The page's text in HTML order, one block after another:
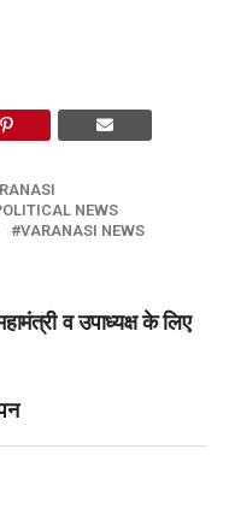
NEWS
VARANASI NEWS
व उपाध्यक्ष के लिए